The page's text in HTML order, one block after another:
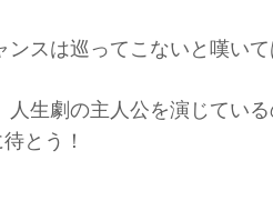
スは巡ってこないと嘆いて
生劇の主人公を演じてい
とう！